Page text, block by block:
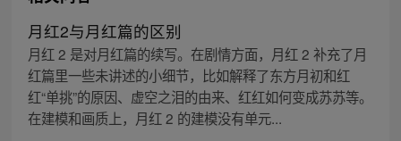
月红2与月红篇的区别
月红 2 是对月红篇的续写。在剧情方面，月红 2 补充了月
红篇里一些未讲述的小细节，比如解释了东方月初和红
红“单挑”的原因、虚空之泪的由来、红红如何变成苏苏等。
在建模和画质上，月红 2 的建模没有单元...